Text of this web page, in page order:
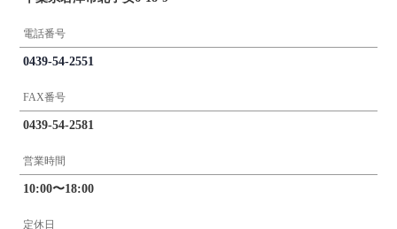
電話番号
0439-54-2551
FAX番号
0439-54-2581
営業時間
10:00〜18:00
定休日